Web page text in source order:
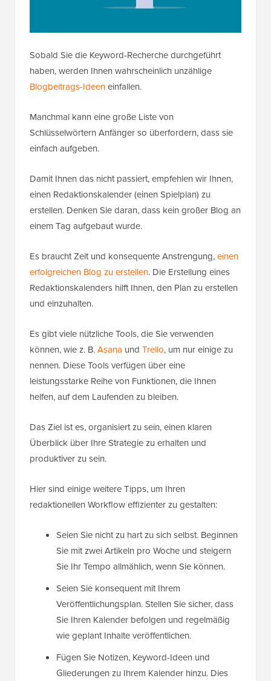
Sobald Sie die Keyword-Recherche durchgeführt
haben, werden Ihnen wahrscheinlich unzählige
Blogbeitrags-Ideeneinfallen.
Manchmal kann eine große Liste von
Schlüsselwörtern Anfänger so überfordern, dass sie
einfach aufgeben.
Damit Ihnen das nicht passiert, empfehlen wir Ihnen,
einen Redaktionskalender (einen Spielplan) zu
erstellen. Denken Sie daran, dass kein großer Blog an
einem Tag aufgebaut wurde.
Es braucht Zeit und konsequente Anstrengung,einen
erfolgreichen Blog zu erstellen. Die Erstellung eines
Redaktionskalenders hilft Ihnen, den Plan zu erstellen
und einzuhalten.
Es gibt viele nützliche Tools, die Sie verwenden
können, wie z. B.Asana und Trello, um nur einige zu
nennen. Diese Tools verfügen über eine
leistungsstarke Reihe von Funktionen, die Ihnen
helfen, auf dem Laufenden zu bleiben.
Das Ziel ist es, organisiert zu sein, einen klaren
Überblick über Ihre Strategie zu erhalten und
produktiver zu sein.
Hier sind einige weitere Tipps, um Ihren
redaktionellen Workflow effizienter zu gestalten:
Seien Sie nicht zu hart zu sich selbst. Beginnen
Sie mit zwei Artikeln pro Woche und steigern
Sie Ihr Tempo allmählich, wenn Sie können.
Seien Sie konsequent mit Ihrem
Veröffentlichungsplan. Stellen Sie sicher, dass
Sie Ihren Kalender befolgen und regelmäßig
wie geplant Inhalte veröffentlichen.
Fügen Sie Notizen, Keyword-Ideen und
Gliederungen zu Ihrem Kalender hinzu. Dies